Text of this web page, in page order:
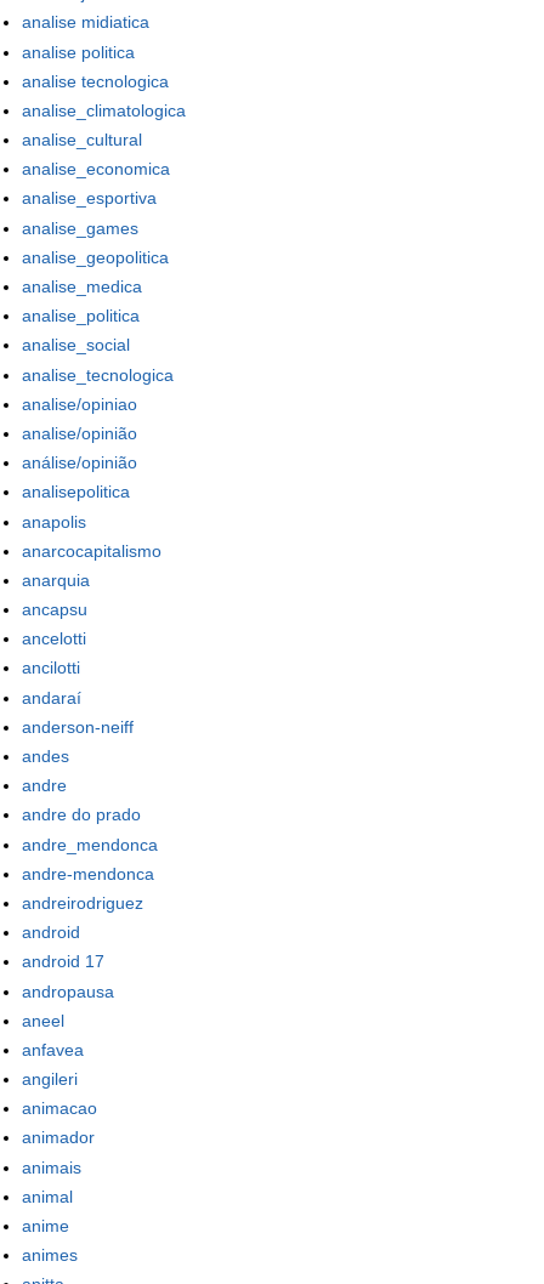
analise midiatica
analise politica
analise tecnologica
analise_climatologica
analise_cultural
analise_economica
analise_esportiva
analise_games
analise_geopolitica
analise_medica
analise_politica
analise_social
analise_tecnologica
analise/opiniao
analise/opinião
análise/opinião
analisepolitica
anapolis
anarcocapitalismo
anarquia
ancapsu
ancelotti
ancilotti
andaraí
anderson-neiff
andes
andre
andre do prado
andre_mendonca
andre-mendonca
andreirodriguez
android
android 17
andropausa
aneel
anfavea
angileri
animacao
animador
animais
animal
anime
animes